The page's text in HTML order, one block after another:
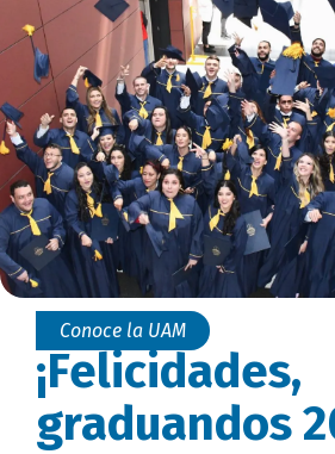
Conoce la UAM
¡Felicidades,
graduandos